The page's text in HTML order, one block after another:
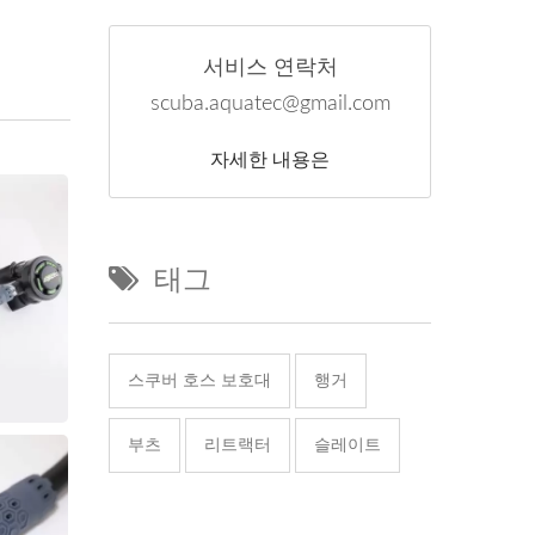
서비스 연락처
scuba.aquatec@gmail.com
자세한 내용은
태그
스쿠버 호스 보호대 행거
부츠 리트랙터 슬레이트